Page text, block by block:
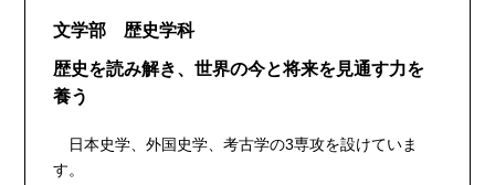
文学部 歴史学科
歴史を読み解き、世界の今と将来を見通す力を
養う
日本史学、外国史学、考古学の3専攻を設けていま
す。